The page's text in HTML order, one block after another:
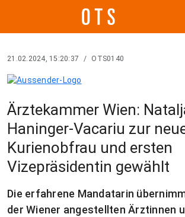
21.02.2024, 15:20:37 / OTS0140
Ärztekammer Wien:
Haninger-Vacariu zur
Kurienobfrau und ersten
Vizepräsidentin gewählt
Die erfahrene Mandatarin
der Wiener angestellten Ärztinnen